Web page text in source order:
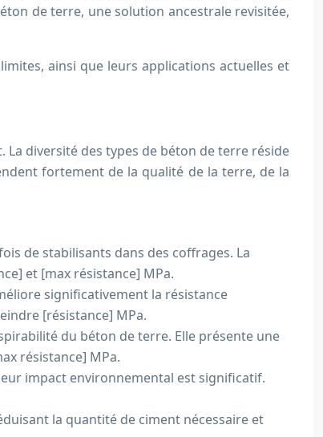
de terre, une solution ancestrale revisitée,
ainsi que leurs applications actuelles et
diversité des types de béton de terre réside
fortement de la qualité de la terre, de la
de stabilisants dans des coffrages. La
et [max résistance] MPa.
significativement la résistance
[résistance] MPa.
du béton de terre. Elle présente une
résistance] MPa.
impact environnemental est significatif.
la quantité de ciment nécessaire et